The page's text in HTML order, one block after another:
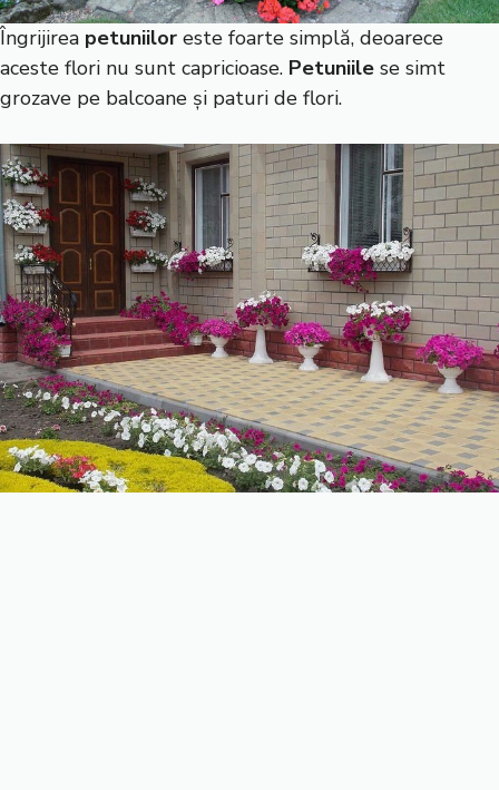
Îngrijirea petuniilor este foarte simplă, deoarece
aceste flori nu sunt capricioase. Petuniile se simt
grozave pe balcoane și paturi de flori.